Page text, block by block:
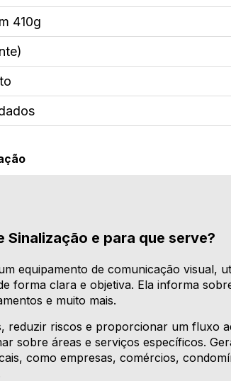
410g
Sinalização e para que serve?
equipamento de comunicação visual,
forma clara e objetiva. Ela informa
e muito mais.
reduzir riscos e proporcionar um fluxo
sobre áreas e serviços específicos.
como empresas, comércios,